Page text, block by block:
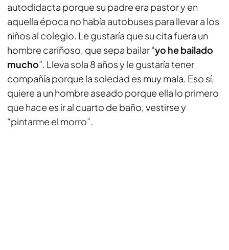
autodidacta porque su padre era pastor y en
aquella época no había autobuses para llevar a los
niños al colegio. Le gustaría que su cita fuera un
hombre cariñoso, que sepa bailar “yo he bailado
mucho”. Lleva sola 8 años y le gustaría tener
compañía porque la soledad es muy mala. Eso sí,
quiere a un hombre aseado porque ella lo primero
que hace es ir al cuarto de baño, vestirse y
“pintarme el morro”.